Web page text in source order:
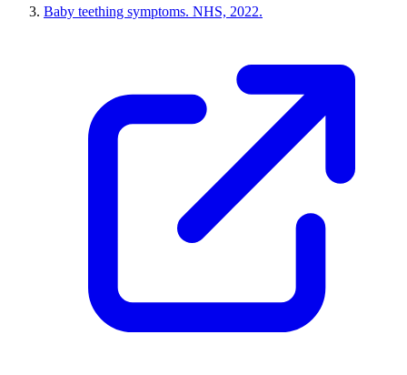
Baby teething symptoms. NHS, 2022.